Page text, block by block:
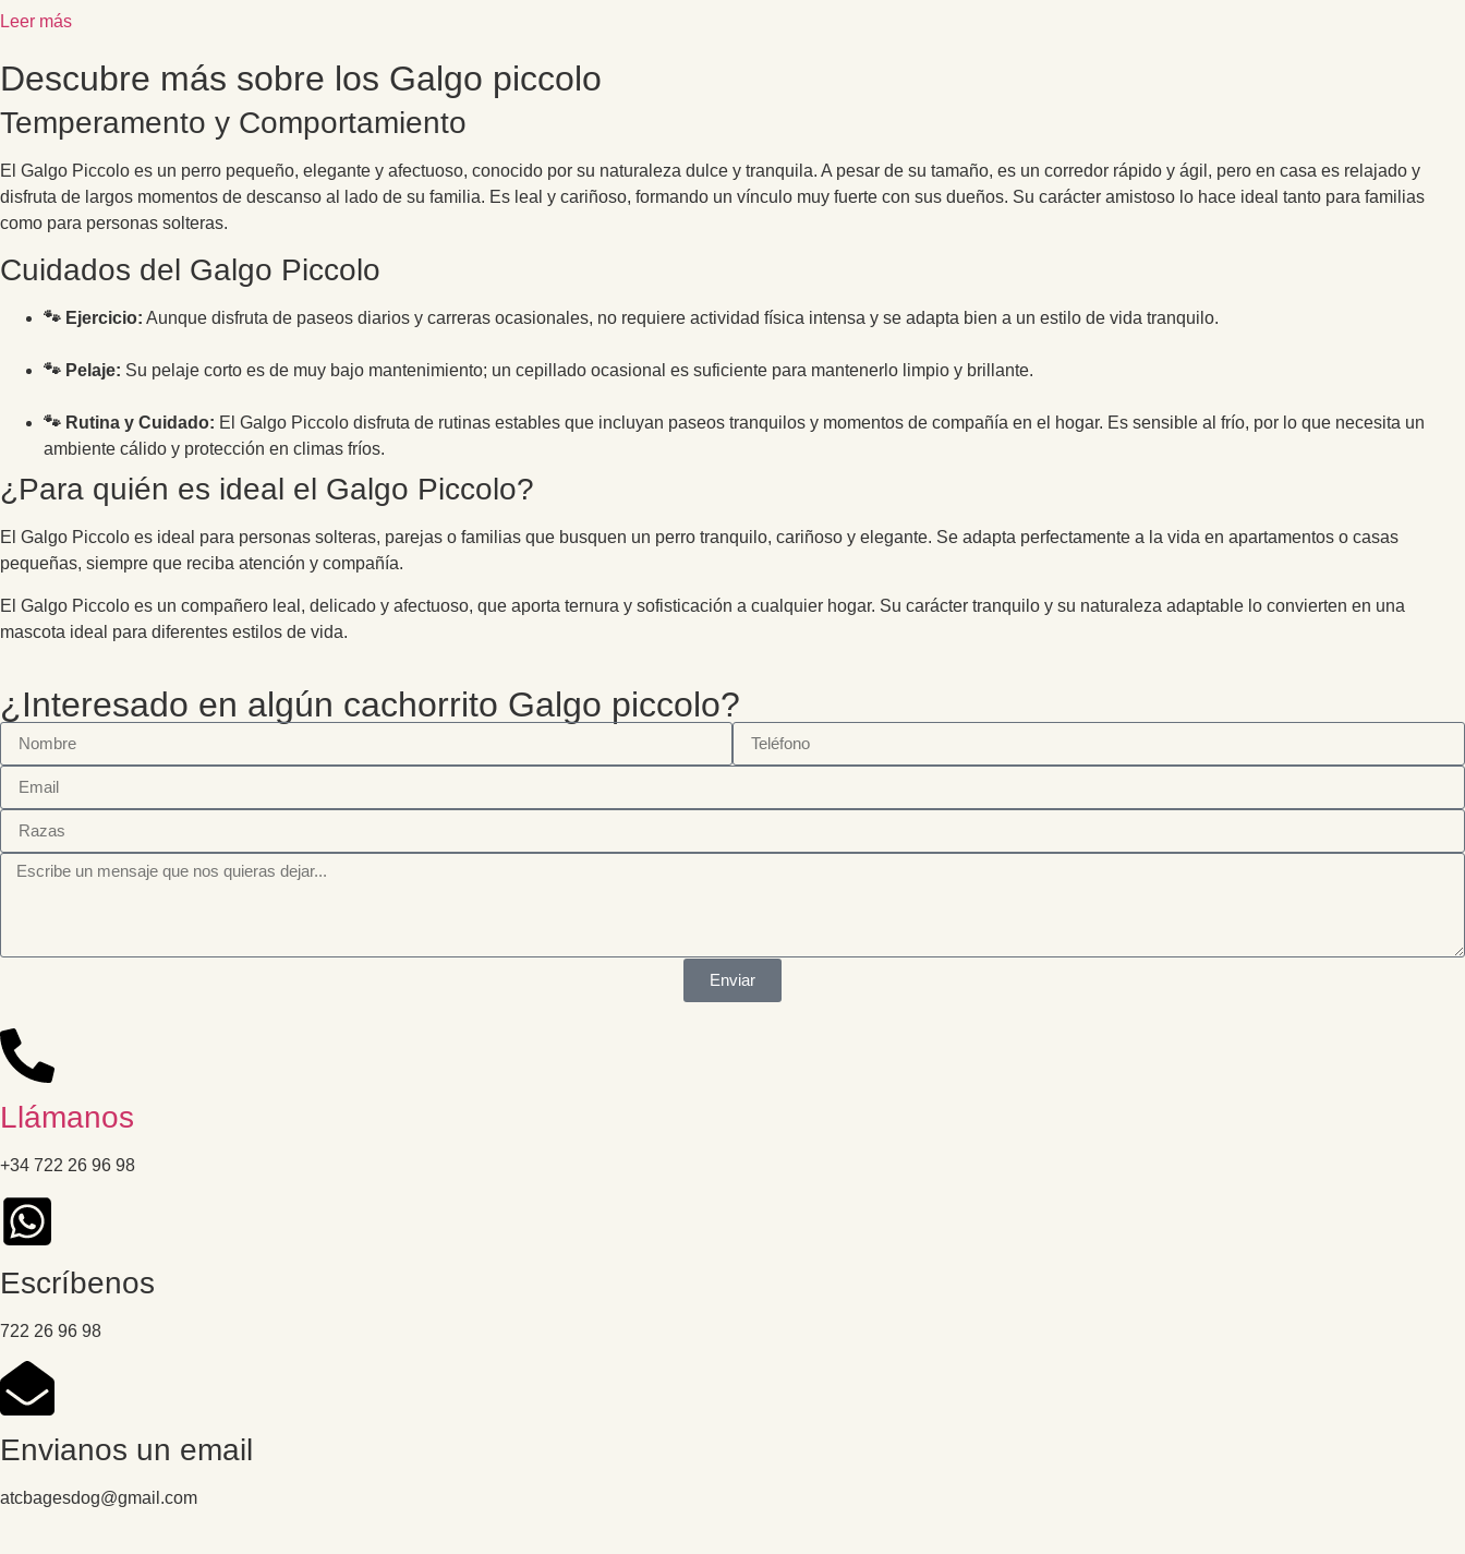
Leer más
Descubre más sobre los Galgo piccolo
Temperamento y Comportamiento
El Galgo Piccolo es un perro pequeño, elegante y afectuoso, conocido por su naturaleza dulce y tranquila. A pesar de su tamaño, es un corredor rápido y ágil, pero en casa es relajado y
disfruta de largos momentos de descanso al lado de su familia. Es leal y cariñoso, formando un vínculo muy fuerte con sus dueños. Su carácter amistoso lo hace ideal tanto para familias
como para personas solteras.
Cuidados del Galgo Piccolo
🐾 Ejercicio: Aunque disfruta de paseos diarios y carreras ocasionales, no requiere actividad física intensa y se adapta bien a un estilo de vida tranquilo.
🐾 Pelaje: Su pelaje corto es de muy bajo mantenimiento; un cepillado ocasional es suficiente para mantenerlo limpio y brillante.
🐾 Rutina y Cuidado: El Galgo Piccolo disfruta de rutinas estables que incluyan paseos tranquilos y momentos de compañía en el hogar. Es sensible al frío, por lo que necesita un
ambiente cálido y protección en climas fríos.
¿Para quién es ideal el Galgo Piccolo?
El Galgo Piccolo es ideal para personas solteras, parejas o familias que busquen un perro tranquilo, cariñoso y elegante. Se adapta perfectamente a la vida en apartamentos o casas
pequeñas, siempre que reciba atención y compañía.
El Galgo Piccolo es un compañero leal, delicado y afectuoso, que aporta ternura y sofisticación a cualquier hogar. Su carácter tranquilo y su naturaleza adaptable lo convierten en una
mascota ideal para diferentes estilos de vida.
¿Interesado en algún cachorrito Galgo piccolo?
Enviar
Llámanos
+34 722 26 96 98
Escríbenos
722 26 96 98
Envianos un email
atcbagesdog@gmail.com